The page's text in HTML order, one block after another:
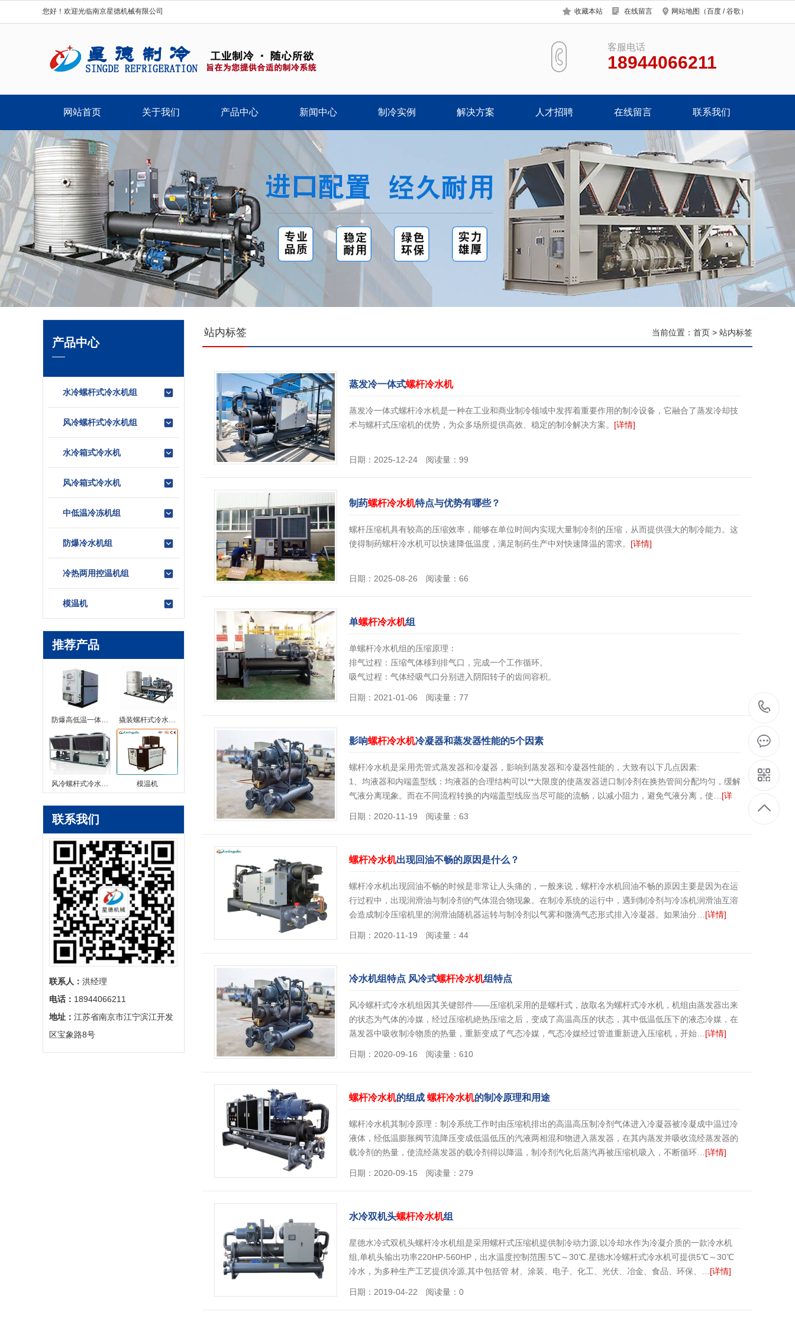
您好！欢迎光临南京星德机械有限公司 收藏本站 在线留言 网站地图 （百度 /谷歌 ）
客服电话
18944066211
网站首页 关于我们 产品中心 新闻中心 制冷实例 解决方案 人才招聘 在线留言 联系我们
产品中心
水冷螺杆式冷水机组
风冷螺杆式冷水机组
水冷箱式冷水机
风冷箱式冷水机
中低温冷冻机组
防爆冷水机组
冷热两用控温机组
模温机
推荐产品
防爆高低温一体… 撬装螺杆式冷水…
风冷螺杆式冷水… 模温机
联系我们
联系人： ‬洪经理
电话： ‬18944066211
地址： ‬江苏省南京市江宁滨江开发
区宝象路8号
当前位置： 首页 > 站内标签
站内标签
蒸发冷一体式螺杆冷水机
蒸发冷一体式螺杆冷水机是一种在工业和商业制冷领域中发挥着重要作用的制冷设备，它融合了蒸发冷却技
术与螺杆式压缩机的优势，为众多场所提供高效、稳定的制冷解决方案。 [详情]
日期：2025-12-24 阅读量：99
制药螺杆冷水机特点与优势有哪些？
螺杆压缩机具有较高的压缩效率，能够在单位时间内实现大量制冷剂的压缩，从而提供强大的制冷能力。这
使得制药螺杆冷水机可以快速降低温度，满足制药生产中对快速降温的需求。 [详情]
日期：2025-08-26 阅读量：66
单螺杆冷水机组
单螺杆冷水机组的压缩原理：
排气过程：压缩气体移到排气口，完成一个工作循环。
吸气过程：气体经吸气口分别进入阴阳转子的齿间容积。
日期：2021-01-06 阅读量：77
影响螺杆冷水机冷凝器和蒸发器性能的5个因素
螺杆冷水机是采用壳管式蒸发器和冷凝器，影响到蒸发器和冷凝器性能的，大致有以下几点因素:
1、均液器和内端盖型线：均液器的合理结构可以**大限度的使蒸发器进口制冷剂在换热管间分配均匀，缓解
气液分离现象。而在不同流程转换的内端盖型线应当尽可能的流畅，以减小阻力，避免气液分离，使… [详
日期：2020-11-19 阅读量：63
螺杆冷水机出现回油不畅的原因是什么？
螺杆冷水机出现回油不畅的时候是非常让人头痛的，一般来说，螺杆冷水机回油不畅的原因主要是因为在运
行过程中，出现润滑油与制冷剂的气体混合物现象。在制冷系统的运行中，遇到制冷剂与冷冻机润滑油互溶
会造成制冷压缩机里的润滑油随机器运转与制冷剂以气雾和微滴气态形式排入冷凝器。如果油分… [详情]
日期：2020-11-19 阅读量：44
冷水机组特点 风冷式螺杆冷水机组特点
风冷螺杆式冷水机组因其关键部件——压缩机采用的是螺杆式，故取名为螺杆式冷水机，机组由蒸发器出来
的状态为气体的冷媒，经过压缩机絶热压缩之后，变成了高温高压的状态，其中低温低压下的液态冷媒，在
蒸发器中吸收制冷物质的热量，重新变成了气态冷媒，气态冷媒经过管道重新进入压缩机，开始… [详情]
日期：2020-09-16 阅读量：610
螺杆冷水机的组成 螺杆冷水机的制冷原理和用途
螺杆冷水机其制冷原理：制冷系统工作时由压缩机排出的高温高压制冷剂气体进入冷凝器被冷凝成中温过冷
液体，经低温膨胀阀节流降压变成低温低压的汽液两相混和物进入蒸发器，在其内蒸发并吸收流经蒸发器的
载冷剂的热量，使流经蒸发器的载冷剂得以降温，制冷剂汽化后蒸汽再被压缩机吸入，不断循环… [详情]
日期：2020-09-15 阅读量：279
水冷双机头螺杆冷水机组
星德水冷式双机头螺杆冷水机组是采用螺杆式压缩机提供制冷动力源,以冷却水作为冷凝介质的一款冷水机
组,单机头输出功率220HP-560HP，出水温度控制范围:5℃～30℃.星德水冷螺杆式冷水机可提供5℃～30℃
冷水，为多种生产工艺提供冷源,其中包括管 材、涂装、电子、化工、光伏、冶金、食品、环保、… [详情]
日期：2019-04-22 阅读量：0